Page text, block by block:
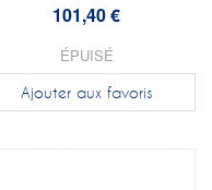
101,40 €
ÉPUISÉ
Ajouter aux favoris